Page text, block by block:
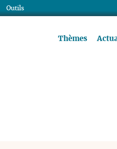
Thèmes
Outils